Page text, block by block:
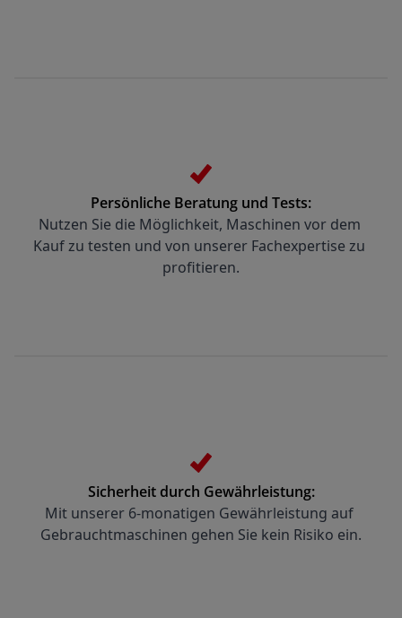
Persönliche Beratung und Tests:
Nutzen Sie die Möglichkeit, Maschinen vor dem
Kauf zu testen und von unserer Fachexpertise zu
profitieren.
Sicherheit durch Gewährleistung:
Mit unserer 6-monatigen Gewährleistung auf
Gebrauchtmaschinen gehen Sie kein Risiko ein.